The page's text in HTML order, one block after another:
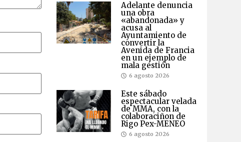
Adelante denuncia
una obra
«abandonada» y
acusa al
Ayuntamiento de
convertir la
Avenida de Francia
en un ejemplo de
mala gestión
6 agosto 2026
Este sábado
espectacular velada
de MMA, con la
colaboraciñon de
Rigo Pex-MENEO
6 agosto 2026